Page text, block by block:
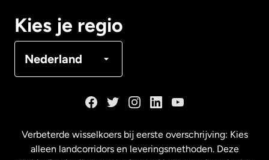
Kies je regio
Nederland
Verbeterde wisselkoers bij eerste overschrijving: Kies
alleen landcorridors en leveringsmethoden. Deze